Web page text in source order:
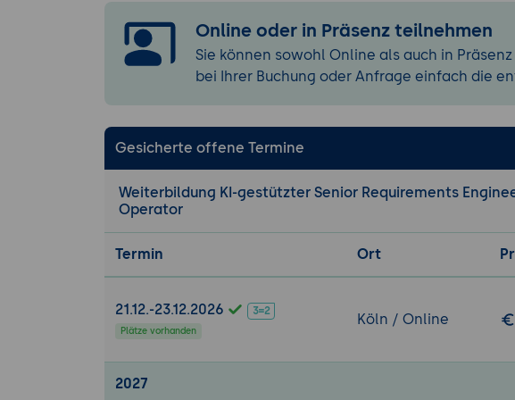
Praxis-Übung:
Vertiefte
Klassifikation, drei KI-gestützte
Moderations-Skript, Event-
C4 Model
(Simon Brown):
text-basierte Beschreibung.
: Geschäftsprozess-
: Event
ArchiMate: Enterprise-
Story Maps(Jeff Patton) und
Online oder in Präsenz teilnehmen
Sie können sowohl Online als auch in
bei Ihrer Buchung oder Anfrage einfach die
Gesicherte offene Termine
Weiterbildung KI-gestützter Senior Requirements
Operator
Termin Ort
21.12.-23.12.2026
Plätze vorhanden
Köln / Online
2027